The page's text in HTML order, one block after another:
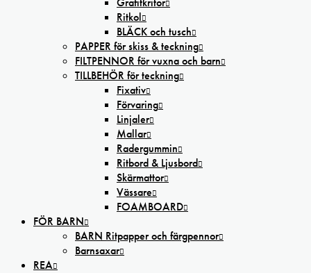
Ritkol
BLÄCK och tusch
PAPPER för skiss & teckning
FILTPENNOR för vuxna och barn
TILLBEHÖR för teckning
Fixativ
Förvaring
Linjaler
Mallar
Radergummin
Ritbord & Ljusbord
Skärmattor
Vässare
FOAMBOARD
FÖR BARN
BARN Ritpapper och färgpennor
Barnsaxar
REA